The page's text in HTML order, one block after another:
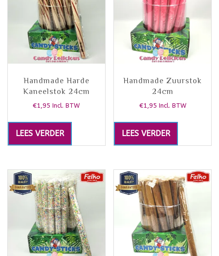
Handmade Harde
Kaneelstok 24cm
€1,95 Incl. BTW
LEES VERDER
Handmade Zuurstok
24cm
€1,95 Incl. BTW
LEES VERDER